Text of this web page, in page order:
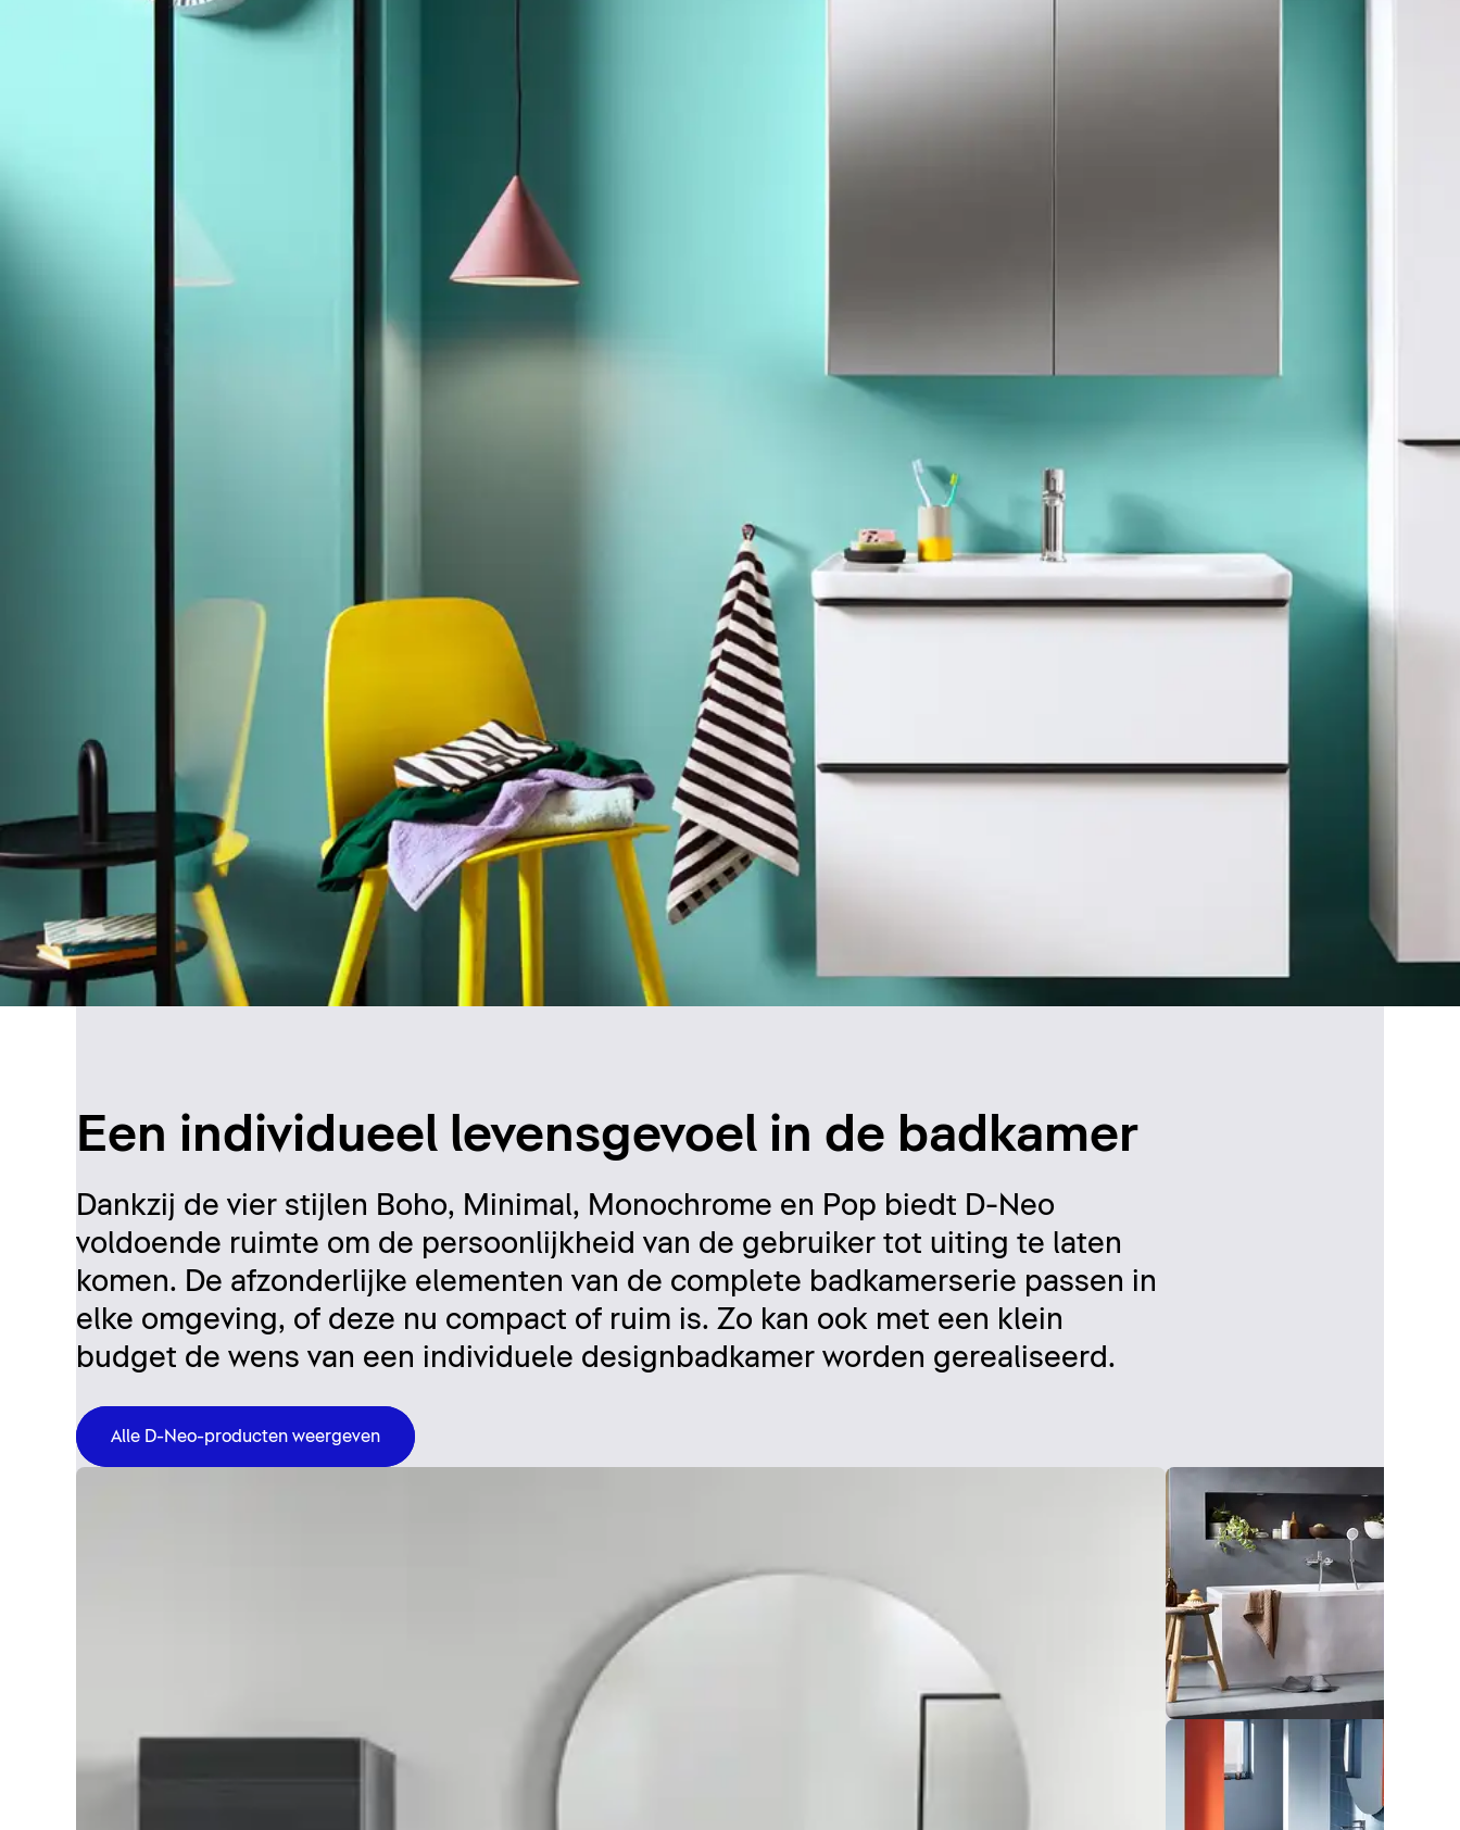
Een individueel levensgevoel in de badkamer
Dankzij de vier stijlen Boho, Minimal, Monochrome en Pop biedt D-Neo
voldoende ruimte om de persoonlijkheid van de gebruiker tot uiting te laten
komen. De afzonderlijke elementen van de complete badkamerserie passen in
elke omgeving, of deze nu compact of ruim is. Zo kan ook met een klein
budget de wens van een individuele designbadkamer worden gerealiseerd.
Alle D-Neo-producten weergeven